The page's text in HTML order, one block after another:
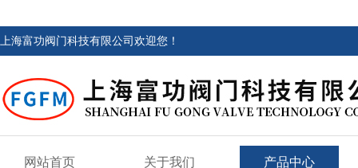
上海富功阀门科技有限公司欢迎您！
网站首页 关于我们 产品中心